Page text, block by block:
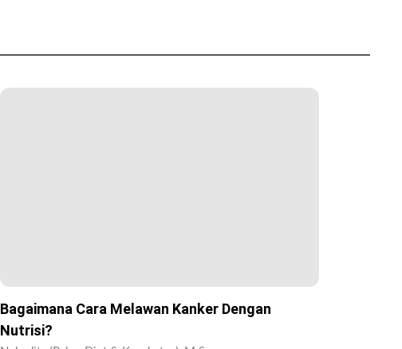
Bagaimana Cara Melawan Kanker Dengan
Nutrisi?